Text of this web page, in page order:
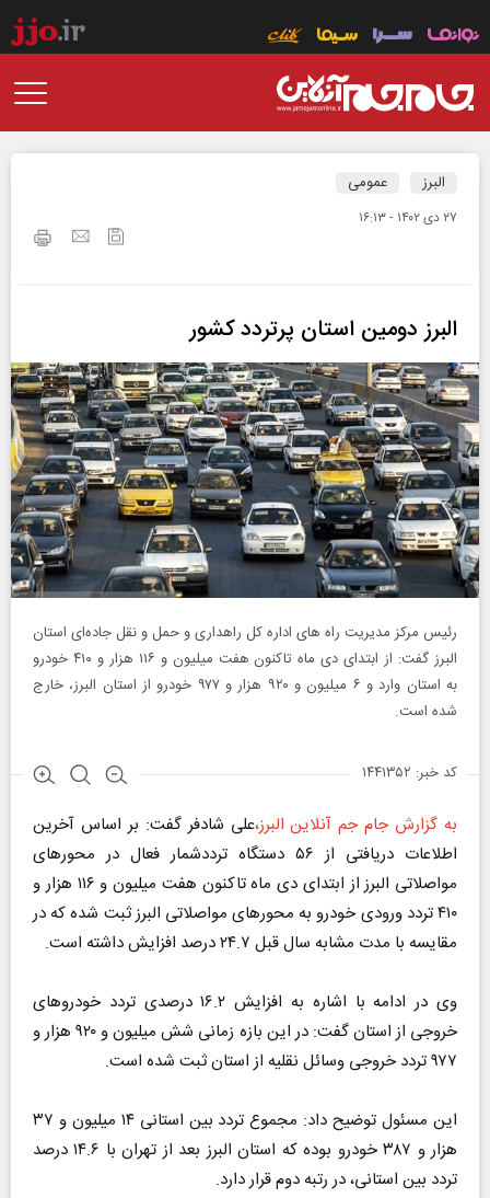
البرز عمومی
۲۷ دی ۱۴۰۲ - ۱۶:۱۳
البرز دومین استان پرتردد کشور
رئیس مرکز مدیریت راه‌ های اداره‌ کل راهداری و حمل و نقل جاده‌ای استان
البرز گفت: از ابتدای دی‌ ماه تاکنون هفت میلیون و ۱۱۶ هزار و ۴۱۰ خودرو
به استان وارد و ۶ میلیون و ۹۲۰ هزار و ۹۷۷ خودرو از استان البرز، خارج
شده است.
کد خبر: ۱۴۴۱۳۵۲
به گزارش جام جم آنلاین البرز،علی شادفر گفت: بر اساس آخرین
اطلاعات دریافتی از ۵۶ دستگاه ترددشمار فعال در محور‌های
مواصلاتی البرز از ابتدای دی ماه تاکنون هفت میلیون و ۱۱۶ هزار و
۴۱۰ تردد ورودی خودرو به محور‌های مواصلاتی البرز ثبت شده که در
مقایسه با مدت مشابه سال قبل ۲۴.۷ درصد افزایش داشته است.
وی در ادامه با اشاره به افزایش ۱۶.۲ درصدی تردد خودرو‌های
خروجی از استان گفت: در این بازه زمانی شش میلیون و ۹۲۰ هزار و
۹۷۷ تردد خروجی وسائل نقلیه از استان ثبت شده است.
این مسئول توضیح داد: مجموع تردد بین استانی ۱۴ میلیون و ۳۷
هزار و ۳۸۷ خودرو بوده که استان البرز بعد از تهران با ۱۴.۶ درصد
تردد بین استانی، در رتبه دوم قرار دارد.